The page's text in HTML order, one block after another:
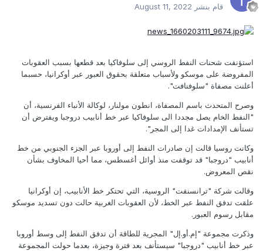
قام بنشر August 11, 2022
استؤنفت شحنات النفط الروسي إلى سلوفاكيا بعد قطعها بسبب العقوبات
المفروضة على موسكو ولأسباب متعلقة بحقوق العبور عبر أوكرانيا، حسبما
أعلنت مصفاة "سلوفنافت".
وصرح المتحدث باسم المصفاة، انطون مولنار، لوكالة الأنباء الفرنسية، أن
"النفط الخام يصل مجددا الى سلوفاكيا عبر خط أنابيب دروجبا ويفترض أن
تستأنف الإمدادات غدا إلى المجر".
وكانت روسيا قالت إن صادرات النفط إلى أوروبا عبر الجزء الجنوبي من خط
أنابيب "دروجبا" قد توقفت منذ أوائل أغسطس، مما أحيا المخاوف بشأن
نقص المعروض.
وقالت شركة "ترانسنفت" الروسية، التي تحتكر خط الأنابيب، إن أوكرانيا
علقت تدفق النفط عبر الخط، لأن العقوبات الغربية حالت دون تسديد موسكو
مقابل رسوم العبور.
وذكرت مجموعة "إم.أو.إل" المجرية للطاقة أن تدفق النفط إلى وسط أوروبا
عبر خط أنابيب "دروجبا" سيستأنف بعد فترة وجيزة، بعدما حولت المجموعة